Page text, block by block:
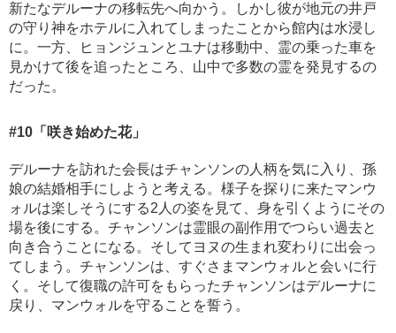
新たなデルーナの移転先へ向かう。しかし彼が地元の井戸
の守り神をホテルに入れてしまったことから館内は水浸し
に。一方、ヒョンジュンとユナは移動中、霊の乗った車を
見かけて後を追ったところ、山中で多数の霊を発見するの
だった。
#10 「咲き始めた花」
デルーナを訪れた会長はチャンソンの人柄を気に入り、孫
娘の結婚相手にしようと考える。様子を探りに来たマンウ
ォルは楽しそうにする2人の姿を見て、身を引くようにその
場を後にする。チャンソンは霊眼の副作用でつらい過去と
向き合うことになる。そしてヨヌの生まれ変わりに出会っ
てしまう。チャンソンは、すぐさまマンウォルと会いに行
く。そして復職の許可をもらったチャンソンはデルーナに
戻り、マンウォルを守ることを誓う。